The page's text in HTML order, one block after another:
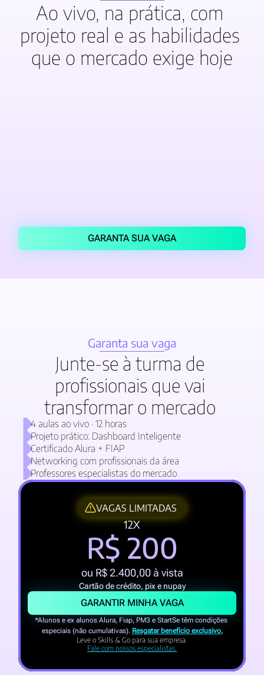
Ao vivo, na prática, com
projeto real e as habilidades
que o mercado exige hoje
GARANTA SUA VAGA
Garanta sua vaga
Junte-se à turma de
profissionais que vai
transformar o mercado
4 aulas ao vivo · 12 horas
Projeto prático: Dashboard Inteligente
Certificado Alura + FIAP
Networking com profissionais da área
Professores especialistas do mercado
VAGAS LIMITADAS
12X
R$ 200
ou R$ 2.400,00 à vista
Cartão de crédito, pix e nupay
GARANTIR MINHA VAGA
*Alunos e ex alunos Alura, Fiap, PM3 e StartSe têm condições
especiais (não cumulativas). Resgatar benefício exclusivo.
Leve o Skills & Go para sua empresa.
Fale com nossos especialistas.